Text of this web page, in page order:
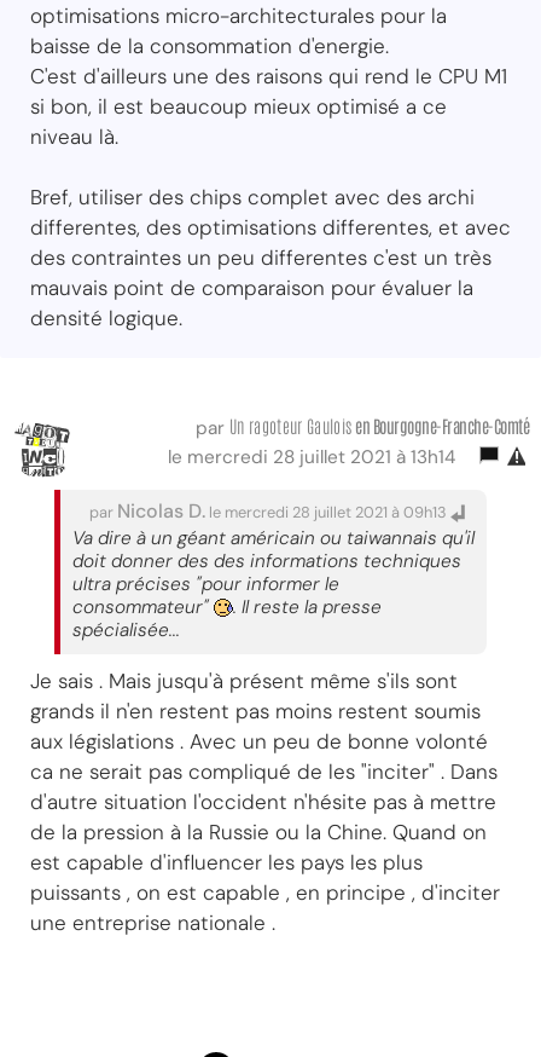
optimisations micro-architecturales pour la
baisse de la consommation d'energie.
C'est d'ailleurs une des raisons qui rend le CPU M1
si bon, il est beaucoup mieux optimisé a ce
niveau là.
Bref, utiliser des chips complet avec des archi
differentes, des optimisations differentes, et avec
des contraintes un peu differentes c'est un très
mauvais point de comparaison pour évaluer la
densité logique.
par Un ragoteur Gaulois en Bourgogne-Franche-Comté
le mercredi 28 juillet 2021 à 13h14
par Nicolas D. le mercredi 28 juillet 2021 à 09h13
Va dire à un géant américain ou taiwannais qu'il
doit donner des des informations techniques
ultra précises "pour informer le
consommateur"
. Il reste la presse
spécialisée...
Je sais . Mais jusqu'à présent même s'ils sont
grands il n'en restent pas moins restent soumis
aux législations . Avec un peu de bonne volonté
ca ne serait pas compliqué de les "inciter" . Dans
d'autre situation l'occident n'hésite pas à mettre
de la pression à la Russie ou la Chine. Quand on
est capable d'influencer les pays les plus
puissants , on est capable , en principe , d'inciter
une entreprise nationale .